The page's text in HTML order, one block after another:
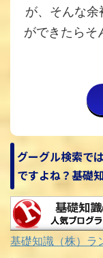
が、そんな
ができたらそ
グーグル検索で
ですよね？基礎
基礎知識（株）ラ